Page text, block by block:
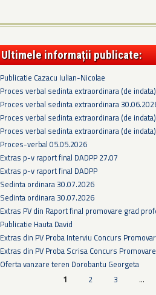
Ultimele informații publicate:
Publicatie Cazacu Iulian-Nicolae
Proces verbal sedinta extraordinara (de
Proces verbal sedinta extraordinara
Proces verbal sedinta extraordinara (de
Proces verbal sedinta extraordinara (de
Proces-verbal 05.05.2026
Extras p-v raport final DADPP 27.07
Extras p-v raport final DADPP
Sedinta ordinara 30.07.2026
Sedinta ordinara 30.07.2026
Extras PV din Raport final promovare grad
Publicatie Hauta David
Extras din PV Proba Interviu Concurs
Extras din PV Proba Scrisa Concurs
Oferta vanzare teren Dorobantu Georgeta
1 2 3 …